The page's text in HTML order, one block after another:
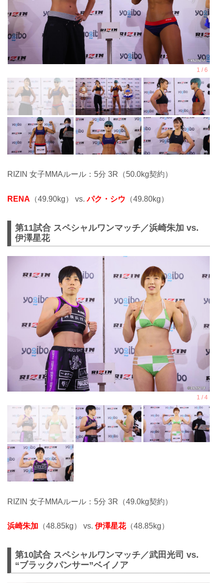
RIZIN 女子MMAルール：5分 3R（50.0kg契約）
RENA （49.90kg） vs.パク・シウ （49.80kg）
第11試合 スペシャルワンマッチ／浜崎朱加 vs.
伊澤星花
RIZIN 女子MMAルール：5分 3R（49.0kg契約）
浜崎朱加 （48.85kg） vs. 伊澤星花（48.85kg）
第10試合 スペシャルワンマッチ／武田光司 vs.
“ブラックパンサー”ベイノア